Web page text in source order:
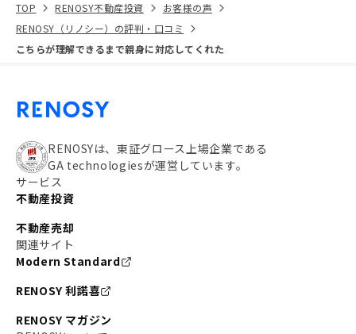
TOP RENOSY不動産投資
お客様の声
RENOSY（リノシー）の評判・口コミ
こちらが理解できるまで親身に対応してくれた
RENOSYは、東証グロース上場企業である
GA technologiesが運営しています。
サービス
不動産投資
不動産売却
関連サイト
Modern Standard
RENOSY 利諾喜
RENOSY マガジン